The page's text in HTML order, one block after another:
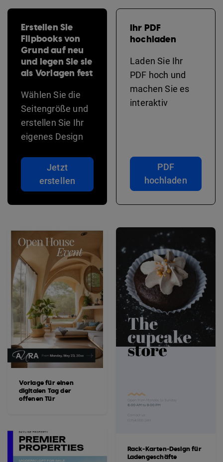
Erstellen Sie
Flipbooks von
Grund auf neu
und legen Sie sie
als Vorlagen fest
Wählen Sie die
Seitengröße und
erstellen Sie Ihr
eigenes Design
Jetzt
erstellen
Ihr PDF
hochladen
Laden Sie Ihr
PDF hoch und
machen Sie es
interaktiv
PDF
hochladen
Vorlage für einen
digitalen Tag der
offenen Tür
Rack-Karten-Design für
Ladengeschäfte